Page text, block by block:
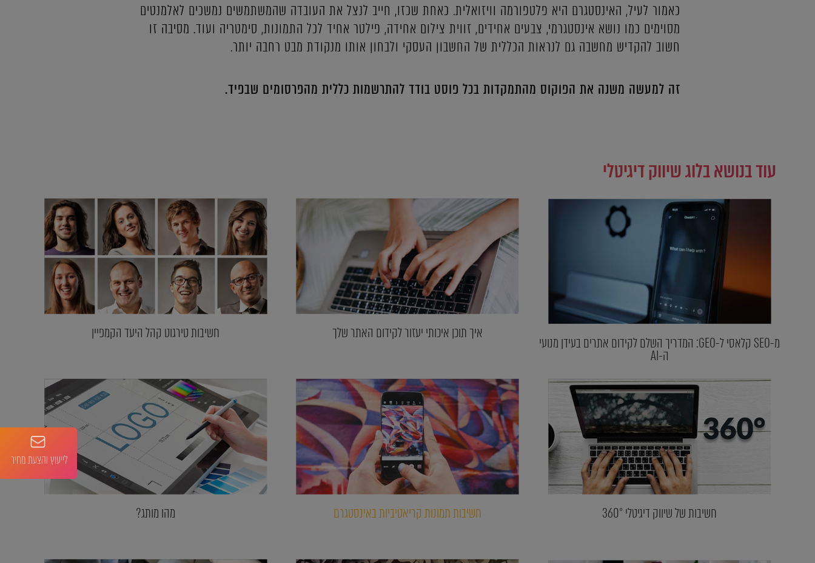
כאמור לעיל, האינסטגרם היא פלטפורמה וויזואלית. כאחת שכזו, חייב לנצל את העובדה שהמשתמשים נמשכים לאלמנטים
מסוימים כמו נושא אינסטגרמי, צבעים אחידים, זווית צילום אחידה, פילטר אחיד לכל התמונות, סימטריה ועוד. מסיבה זו
חשוב להקדיש מחשבה גם לנראות הכללית של החשבון העסקי ולבחון אותו מנקודת מבט רחבה יותר.
זה למעשה משנה את הפוקוס מהתמקדות בכל פוסט בודד להתרשמות כללית מהפרסומים שבפיד.
עוד בנושא בלוג שיווק דיגיטלי
מ-SEO קלאסי ל-GEO: המדריך השלם לקידום אתרים בעידן מנועי
ה-AI
איך תוכן איכותי יעזור לקידום האתר שלך חשיבות טירגוט קהל היעד הקמפיין
חשיבות של שיווק דיגיטלי 360° חשיבות תמונות קריאטיביות באינסטגרם מהו מותג?
לייעוץ והצעת מחיר